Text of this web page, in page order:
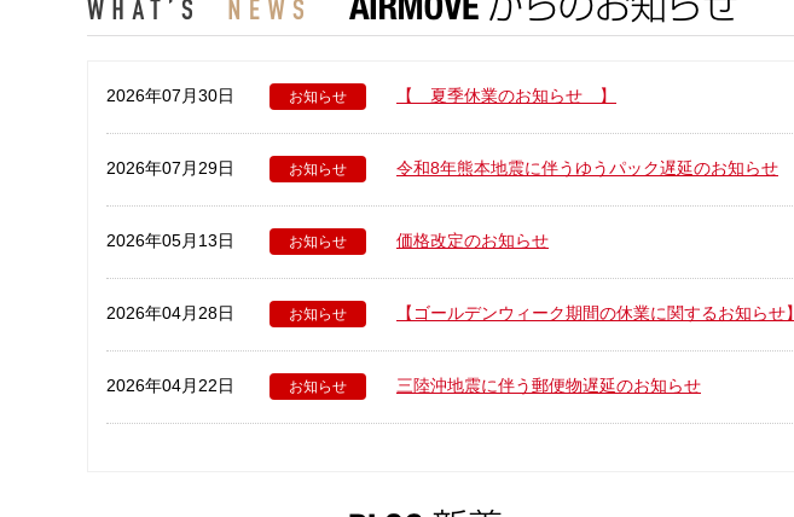
2026年07月30日 お知らせ 【 夏季休業のお知らせ 】
2026年07月29日 お知らせ 令和8年熊本地震に伴うゆうパック遅延のお知らせ
2026年05月13日 お知らせ 価格改定のお知らせ
2026年04月28日 お知らせ 【ゴールデンウィーク期間の休業に関するお知らせ】
2026年04月22日 お知らせ 三陸沖地震に伴う郵便物遅延のお知らせ